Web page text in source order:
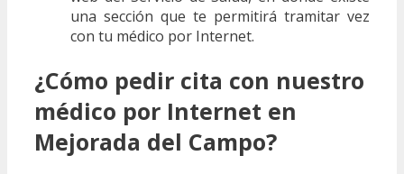
una sección que te permitirá tramitar vez
con tu médico por Internet.
¿Cómo pedir cita con nuestro
médico por Internet en
Mejorada del Campo?